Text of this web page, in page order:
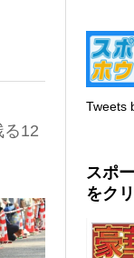
12
Tweets
スポ
をク